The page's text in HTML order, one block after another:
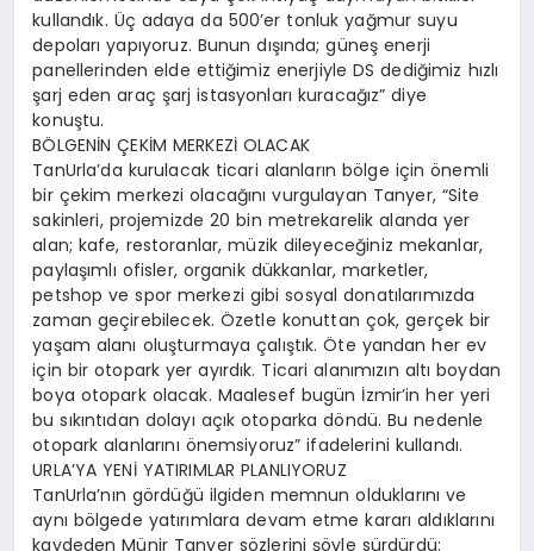
kullandık. Üç adaya da 500’er tonluk yağmur suyu
depoları yapıyoruz. Bunun dışında; güneş enerji
panellerinden elde ettiğimiz enerjiyle DS dediğimiz hızlı
şarj eden araç şarj istasyonları kuracağız” diye
konuştu.
BÖLGENİN ÇEKİM MERKEZİ OLACAK
TanUrla’da kurulacak ticari alanların bölge için önemli
bir çekim merkezi olacağını vurgulayan Tanyer, “Site
sakinleri, projemizde 20 bin metrekarelik alanda yer
alan; kafe, restoranlar, müzik dileyeceğiniz mekanlar,
paylaşımlı ofisler, organik dükkanlar, marketler,
petshop ve spor merkezi gibi sosyal donatılarımızda
zaman geçirebilecek. Özetle konuttan çok, gerçek bir
yaşam alanı oluşturmaya çalıştık. Öte yandan her ev
için bir otopark yer ayırdık. Ticari alanımızın altı boydan
boya otopark olacak. Maalesef bugün İzmir’in her yeri
bu sıkıntıdan dolayı açık otoparka döndü. Bu nedenle
otopark alanlarını önemsiyoruz” ifadelerini kullandı.
URLA’YA YENİ YATIRIMLAR PLANLIYORUZ
TanUrla’nın gördüğü ilgiden memnun olduklarını ve
aynı bölgede yatırımlara devam etme kararı aldıklarını
kaydeden Münir Tanyer sözlerini şöyle sürdürdü: